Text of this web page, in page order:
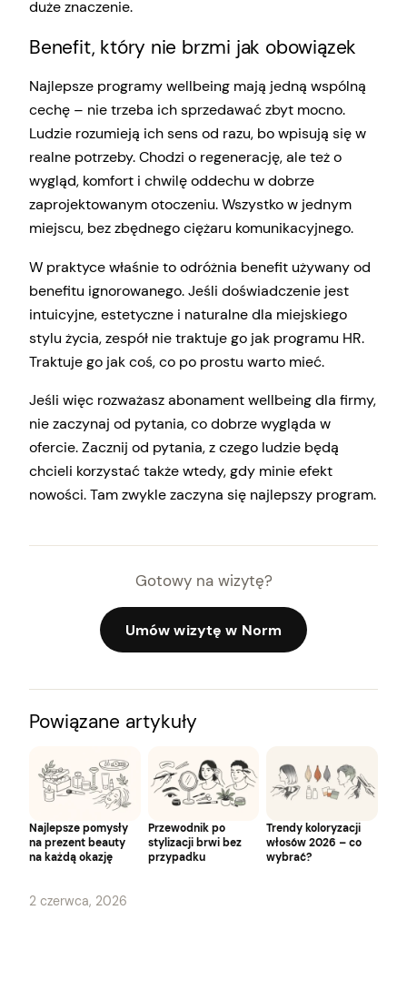
duże znaczenie.
Benefit, który nie brzmi jak obowiązek
Najlepsze programy wellbeing mają jedną wspólną
cechę – nie trzeba ich sprzedawać zbyt mocno.
Ludzie rozumieją ich sens od razu, bo wpisują się w
realne potrzeby. Chodzi o regenerację, ale też o
wygląd, komfort i chwilę oddechu w dobrze
zaprojektowanym otoczeniu. Wszystko w jednym
miejscu, bez zbędnego ciężaru komunikacyjnego.
W praktyce właśnie to odróżnia benefit używany od
benefitu ignorowanego. Jeśli doświadczenie jest
intuicyjne, estetyczne i naturalne dla miejskiego
stylu życia, zespół nie traktuje go jak programu HR.
Traktuje go jak coś, co po prostu warto mieć.
Jeśli więc rozważasz abonament wellbeing dla firmy,
nie zaczynaj od pytania, co dobrze wygląda w
ofercie. Zacznij od pytania, z czego ludzie będą
chcieli korzystać także wtedy, gdy minie efekt
nowości. Tam zwykle zaczyna się najlepszy program.
Gotowy na wizytę?
Umów wizytę w Norm
Powiązane artykuły
Najlepsze pomysły
na prezent beauty
na każdą okazję
Przewodnik po
stylizacji brwi bez
przypadku
Trendy koloryzacji
włosów 2026 – co
wybrać?
2 czerwca, 2026